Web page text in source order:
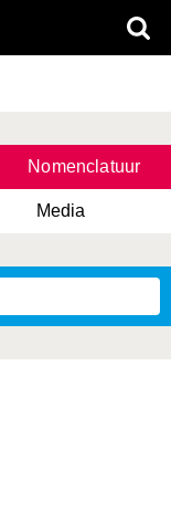
Nomenclatuur
Media